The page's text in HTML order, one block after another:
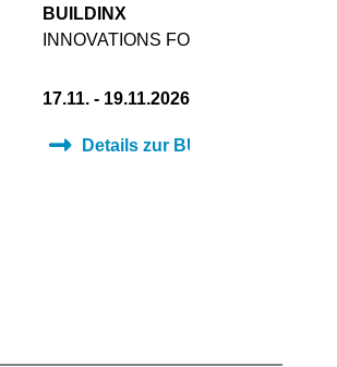
BUILDINX
INNOVATIONS FOR LOGISTICS
17.11. - 19.11.2026
Details zur BUILDINX